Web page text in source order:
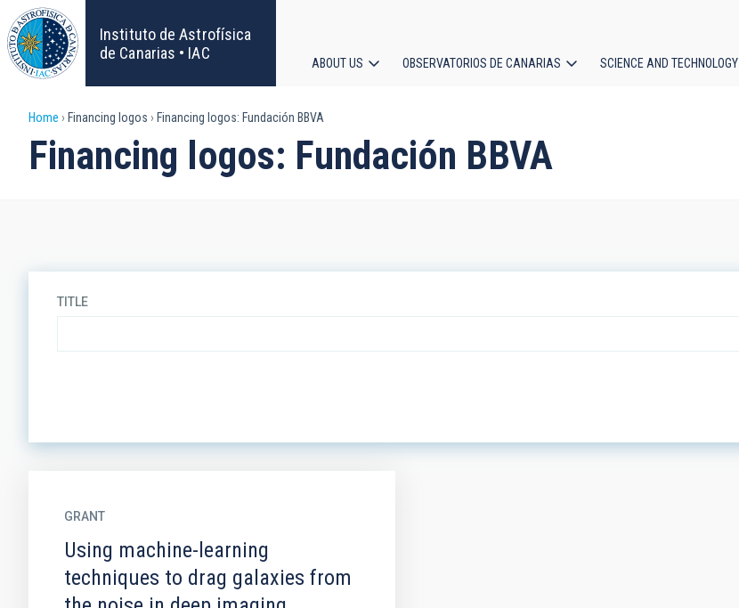
Skip
to
main
content
Instituto de Astrofísica
de Canarias • IAC
navigation
ABOUT US OBSERVATORIOS DE CANARIAS SCIENCE AND TECHNOLOGY
Breadcrumb
Home Financing logos Financing logos: Fundación BBVA
Financing logos: Fundación BBVA
TITLE
GRANT
Using machine-learning
techniques to drag galaxies from